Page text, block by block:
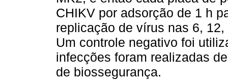
CHIKV por adsorção de 1 h
replicação de vírus nas 6,
Um controle negativo foi
infecções foram realizadas
de biossegurança.